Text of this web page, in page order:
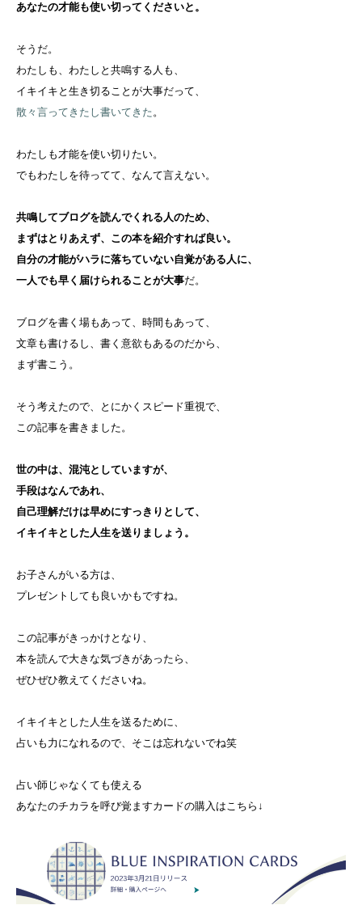
あなたの才能も使い切ってくださいと。
そうだ。
わたしも、わたしと共鳴する人も、
イキイキと生き切ることが大事だって、
散々言ってきたし書いてきた。
わたしも才能を使い切りたい。
でもわたしを待ってて、なんて言えない。
共鳴してブログを読んでくれる人のため、
まずはとりあえず、この本を紹介すれば良い。
自分の才能がハラに落ちていない自覚がある人に、
一人でも早く届けられることが大事だ。
ブログを書く場もあって、時間もあって、
文章も書けるし、書く意欲もあるのだから、
まず書こう。
そう考えたので、とにかくスピード重視で、
この記事を書きました。
世の中は、混沌としていますが、
手段はなんであれ、
自己理解だけは早めにすっきりとして、
イキイキとした人生を送りましょう。
お子さんがいる方は、
プレゼントしても良いかもですね。
この記事がきっかけとなり、
本を読んで大きな気づきがあったら、
ぜひぜひ教えてくださいね。
イキイキとした人生を送るために、
占いも力になれるので、そこは忘れないでね笑
占い師じゃなくても使える
あなたのチカラを呼び覚ますカードの購入はこちら↓